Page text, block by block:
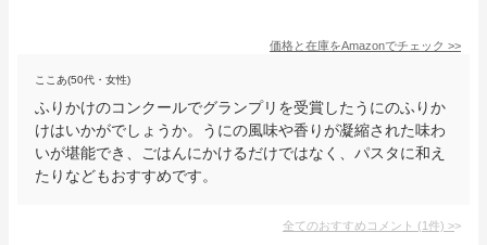
価格と在庫をAmazonでチェック >>
ここあ(50代・女性)
ふりかけのコンクールでグランプリを受賞したうにのふりか
けはいかがでしょうか。うにの風味や香りが凝縮された味わ
いが堪能でき、ごはんにかけるだけではなく、パスタに和え
たりなどもおすすめです。
全てのおすすめコメント (1件) >